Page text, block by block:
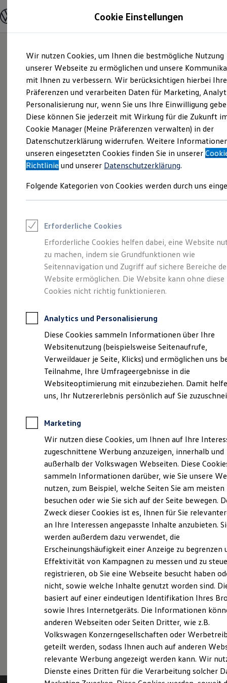
Hauptinhalt
springen
Footer
springen
Modelle und Konfigurator
Modelle vergleichen
Elektroautos
ENERGY Sondermodelle
Nutzfahrzeuge
SUV und CUV
Familienautos
Kombis
Kompaktwagen
Sportwagen
Schnell verfügbare Fahrzeuge
Angebote und Produkte
Aktuelle Angebote
E-Auto-Förderung
Volkswagen Marktplatz
Junge Gebrauchtwagen und Gebrauchtwagen
Saisonangebote
Leasing
Leasing-Angebote
Gebrauchtwagen Leasing
Junge Gebrauchtwagen-Leasing
Elektroauto Leasing
Kleinwagen-Leasing
Leasing ohne Anzahlung
Autokredit mit Schlussrate
Versicherungen und Garantien
Kfz-Versicherung
Restschuldversicherungen
Garantien
Wartungsverträge
Geschäftskunden
Professional Class bei Volkswagen
Großkunden
Behörden
Anpfiff zum Gewinn
Elektroautos
ID. Tutorials
Elektrofahrzeugkonzepte
Reichweite
Reichweite der ID. Modelle
Reichweite im Winter
Laden
Laden unterwegs
Laden Zuhause
Ladezeitensimulator
Batterie
Sicherheit
Garantie und Lebensdauer
Nachhaltigkeit
Technologie
Kosten und Kauf
Verbrauchskosten
Kaufoptionen
E-Auto-Förderung
Software und Konnektivität
Die ID. Software 6
ID. Software Versionen und Updates
Digitale Extras
Schnittstellen zu Ihrem ID.
Der T-Roc
Impressum & Rechtliches)
Probefahrt vereinbaren
Fahrzeugangebot anfordern
Servicetermin buchen
Serviceanfrage stellen
Cookie Einstellungen
Wir nutzen Cookies, um Ihnen die bestmögliche Nutzung
unserer Webseite zu ermöglichen und unsere
mit Ihnen zu verbessern. Wir berücksichtigen hierbei Ihre
Präferenzen und verarbeiten Daten für Marketing,
Personalisierung nur, wenn Sie uns Ihre Einwilligung
Diese können Sie jederzeit mit Wirkung für die Zukunft
Cookie Manager (Meine Präferenzen verwalten) in der
Datenschutzerklärung widerrufen. Weitere
unseren eingesetzten Cookies finden Sie in unserer
Richtlinie und unserer Datenschutzerklärung.
Folgende Kategorien von Cookies werden durch uns
Erforderliche Cookies
Erforderliche Cookies helfen dabei, eine Website
zu machen, indem sie Grundfunktionen wie
Seitennavigation und Zugriff auf sichere Bereiche
Website ermöglichen. Die Website kann ohne diese
Cookies nicht richtig funktionieren.
Analytics und Personalisierung
Diese Cookies sammeln Informationen über Ihre
Websitenutzung (beispielsweise Seitenaufrufe,
Verweildauer je Seite, Klicks) und ermöglichen uns
Teilnahme, Ihre Umfrageergebnisse in die
Websiteoptimierung mit einzubeziehen. Damit
uns, Ihr Nutzererlebnis persönlich auf Sie
Marketing
Wir nutzen diese Cookies, um Ihnen auf Ihre
zugeschnittene Werbung anzuzeigen, innerhalb und
außerhalb der Volkswagen Webseiten. Diese
sammeln Informationen darüber, wie Sie unsere
nutzen, zum Beispiel, welche Seiten Sie am meisten
besuchen oder wie Sie sich auf der Seite bewegen.
Zweck dieser Cookies ist es, Ihnen für Sie
an Ihre Interessen angepasste Inhalte anzubieten.
werden außerdem dazu verwendet, die
Erscheinungshäufigkeit einer Anzeige zu begrenzen
Effektivität von Kampagnen zu messen und zu
registrieren, ob Sie eine Webseite besucht haben
nicht, sowie welche Inhalte genutzt worden sind.
basiert auf einer eindeutigen Identifikation Ihres
sowie Ihres Internetgeräts. Die Informationen
anderen Webseiten oder Seiten Dritter, wie z.B.
Volkswagen Konzerngesellschaften oder
geteilt werden, sodass Ihnen auch auf anderen
relevante Werbung angezeigt werden kann. Wir
Dienste eines Dritten für die Verarbeitung solcher